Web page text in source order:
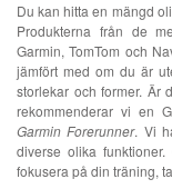
Du kan hitta en mängd
Produkterna från de
Garmin, TomTom och
jämfört med om du är
storlekar och former. Är
rekommenderar vi en
Garmin Forerunner. Vi
diverse olika
fokusera på din träning,